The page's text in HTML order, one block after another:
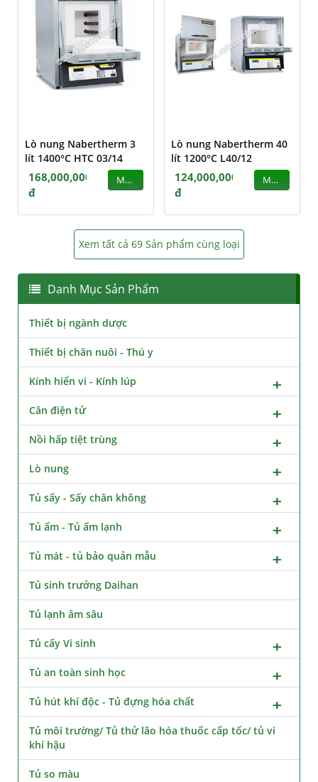
Lò nung Nabertherm 3
lít 1400°C HTC 03/14
168,000,000
đ
MUA
Lò nung Nabertherm 40
lít 1200°C L40/12
124,000,000
đ
MUA
Xem tất cả 69 Sản phẩm cùng loại
Danh Mục Sản Phẩm
Thiết bị ngành dược
Thiết bị chăn nuôi - Thú y
Kính hiển vi - Kính lúp
Cân điện tử
Nồi hấp tiệt trùng
Lò nung
Tủ sấy - Sấy chân không
Tủ ấm - Tủ ấm lạnh
Tủ mát - tủ bảo quản mẫu
Tủ sinh trưởng Daihan
Tủ lạnh âm sâu
Tủ cấy Vi sinh
Tủ an toàn sinh học
Tủ hút khí độc - Tủ đựng hóa chất
Tủ môi trường/ Tủ thử lão hóa thuốc cấp tốc/ tủ vi
khí hậu
Tủ so màu